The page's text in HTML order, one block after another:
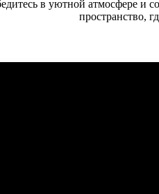
в уютной атмосфере и
пространство,